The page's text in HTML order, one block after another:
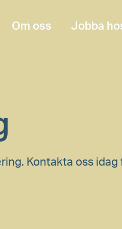
Om oss Jobba
Kontakta oss idag